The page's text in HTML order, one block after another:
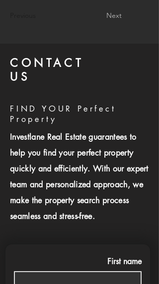
Next
CONTACT
US
FIND YOUR Perfect
Property
Investlane Real Estate guarantees to
help you find your perfect property
quickly and efficiently. With our expert
team and personalized approach, we
make the property search process
seamless and stress-free.
First name